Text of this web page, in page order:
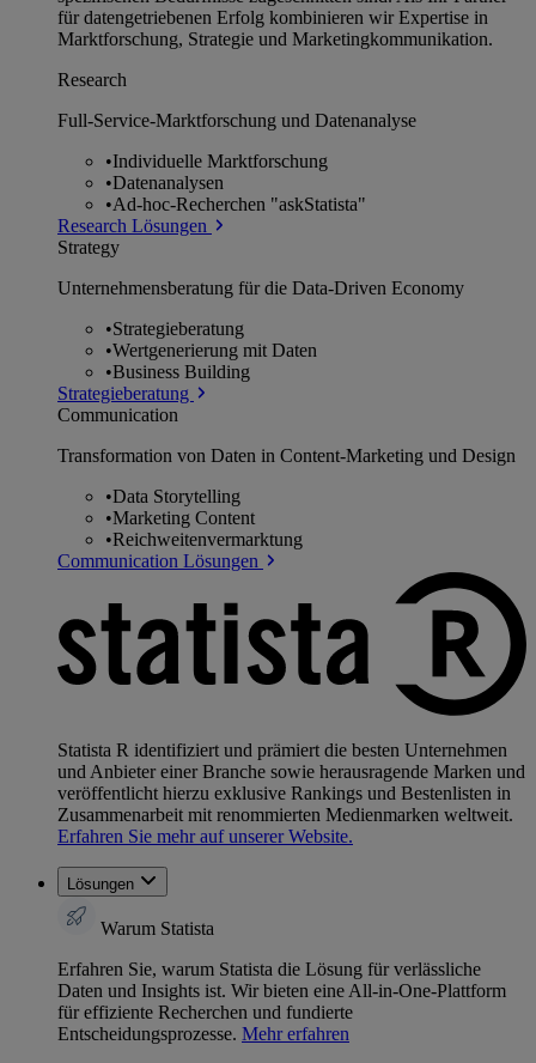
für datengetriebenen Erfolg kombinieren wir Expertise in
Marktforschung, Strategie und Marketingkommunikation.
Research
Full-Service-Marktforschung und Datenanalyse
•Individuelle Marktforschung
•Datenanalysen
•Ad-hoc-Recherchen "askStatista"
Research Lösungen
Strategy
Unternehmens­beratung für die Data-Driven Economy
•Strategieberatung
•Wertgenerierung mit Daten
•Business Building
Strategieberatung
Communication
Transformation von Daten in Content-Marketing und Design
•Data Storytelling
•Marketing Content
•Reichweitenvermarktung
Communication Lösungen
Statista R identifiziert und prämiert die besten Unternehmen
und Anbieter einer Branche sowie herausragende Marken und
veröffentlicht hierzu exklusive Rankings und Bestenlisten in
Zusammenarbeit mit renommierten Medienmarken weltweit.
Erfahren Sie mehr auf unserer Website.
Lösungen
Warum Statista
Erfahren Sie, warum Statista die Lösung für verlässliche
Daten und Insights ist. Wir bieten eine All-in-One-Plattform
für effiziente Recherchen und fundierte
Entscheidungsprozesse. Mehr erfahren